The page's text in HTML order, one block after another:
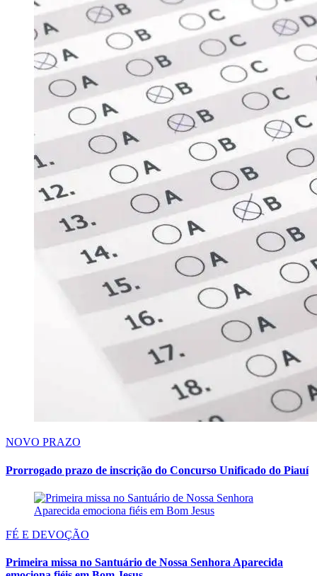
NOVO PRAZO
Prorrogado prazo de inscrição do Concurso Unificado do Piauí
FÉ E DEVOÇÃO
Primeira missa no Santuário de Nossa Senhora Aparecida